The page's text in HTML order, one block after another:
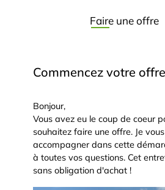
Faire une offre
Commencez votre offre
Bonjour,
Vous avez eu le coup de coeur
souhaitez faire une offre. Je
accompagner dans cette
à toutes vos questions. Cet
sans obligation d'achat !